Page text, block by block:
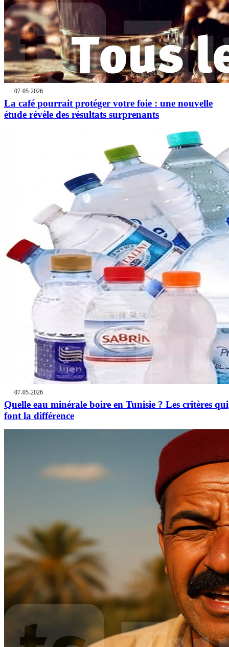
07-05-2026
La café pourrait protéger votre foie : une nouvelle
étude révèle des résultats surprenants
07-05-2026
Quelle eau minérale boire en Tunisie ? Les critères qui
font la différence